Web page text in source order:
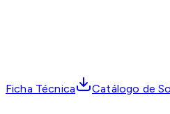
Ficha Técnica Catálogo de